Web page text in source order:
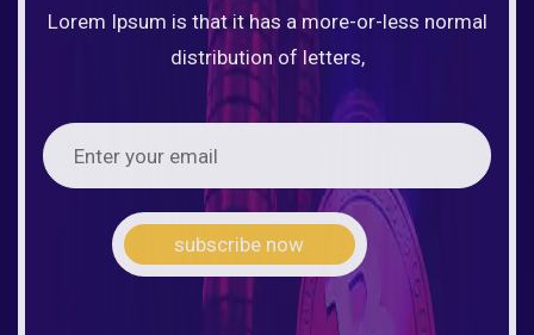
Lorem Ipsum is that it has a more-or-less normal
distribution of letters,
subscribe now